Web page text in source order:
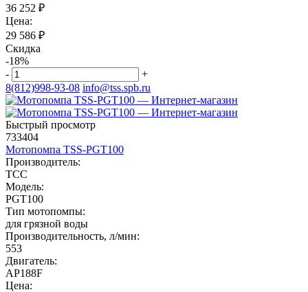
36 252 ₽
Цена:
29 586 ₽
Скидка
-18%
-
+
8(812)998-93-08 info@tss.spb.ru
Быстрый просмотр
733404
Мотопомпа TSS-PGT100
Производитель:
ТСС
Модель:
PGT100
Тип мотопомпы:
для грязной воды
Производительность, л/мин:
553
Двигатель:
AP188F
Цена: